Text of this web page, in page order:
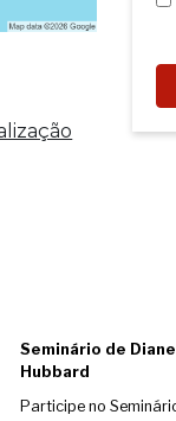
Seminário de
Hubbard
Participe no